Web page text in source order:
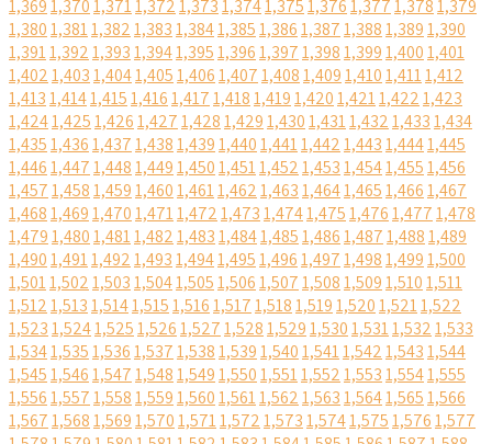
1,3691,3701,3711,3721,3731,3741,3751,3761,3771,3781,379
1,3801,3811,3821,3831,3841,3851,3861,3871,3881,3891,390
1,3911,3921,3931,3941,3951,3961,3971,3981,3991,4001,401
1,4021,4031,4041,4051,4061,4071,4081,4091,4101,4111,412
1,4131,4141,4151,4161,4171,4181,4191,4201,4211,4221,423
1,4241,4251,4261,4271,4281,4291,4301,4311,4321,4331,434
1,4351,4361,4371,4381,4391,4401,4411,4421,4431,4441,445
1,4461,4471,4481,4491,4501,4511,4521,4531,4541,4551,456
1,4571,4581,4591,4601,4611,4621,4631,4641,4651,4661,467
1,4681,4691,4701,4711,4721,4731,4741,4751,4761,4771,478
1,4791,4801,4811,4821,4831,4841,4851,4861,4871,4881,489
1,4901,4911,4921,4931,4941,4951,4961,4971,4981,4991,500
1,5011,5021,5031,5041,5051,5061,5071,5081,5091,5101,511
1,5121,5131,5141,5151,5161,5171,5181,5191,5201,5211,522
1,5231,5241,5251,5261,5271,5281,5291,5301,5311,5321,533
1,5341,5351,5361,5371,5381,5391,5401,5411,5421,5431,544
1,5451,5461,5471,5481,5491,5501,5511,5521,5531,5541,555
1,5561,5571,5581,5591,5601,5611,5621,5631,5641,5651,566
1,5671,5681,5691,5701,5711,5721,5731,5741,5751,5761,577